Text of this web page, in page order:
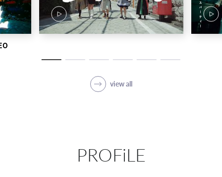
view all
PROFiLE